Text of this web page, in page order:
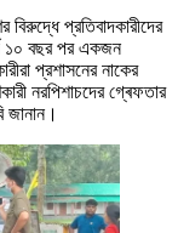
বিরুদ্ধে প্রতিবাদকারীদের
১০ বছর পর একজন
প্রশাসনের নাকের
নরপিশাচদের গ্ৰেফতার
জানান।